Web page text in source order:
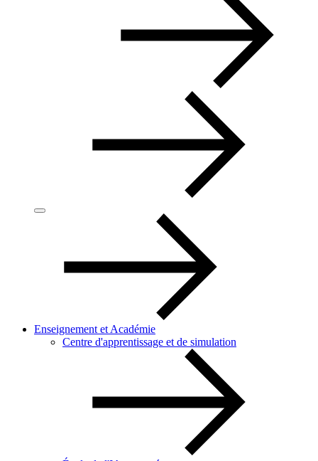
Enseignement et Académie
Centre d'apprentissage et de simulation